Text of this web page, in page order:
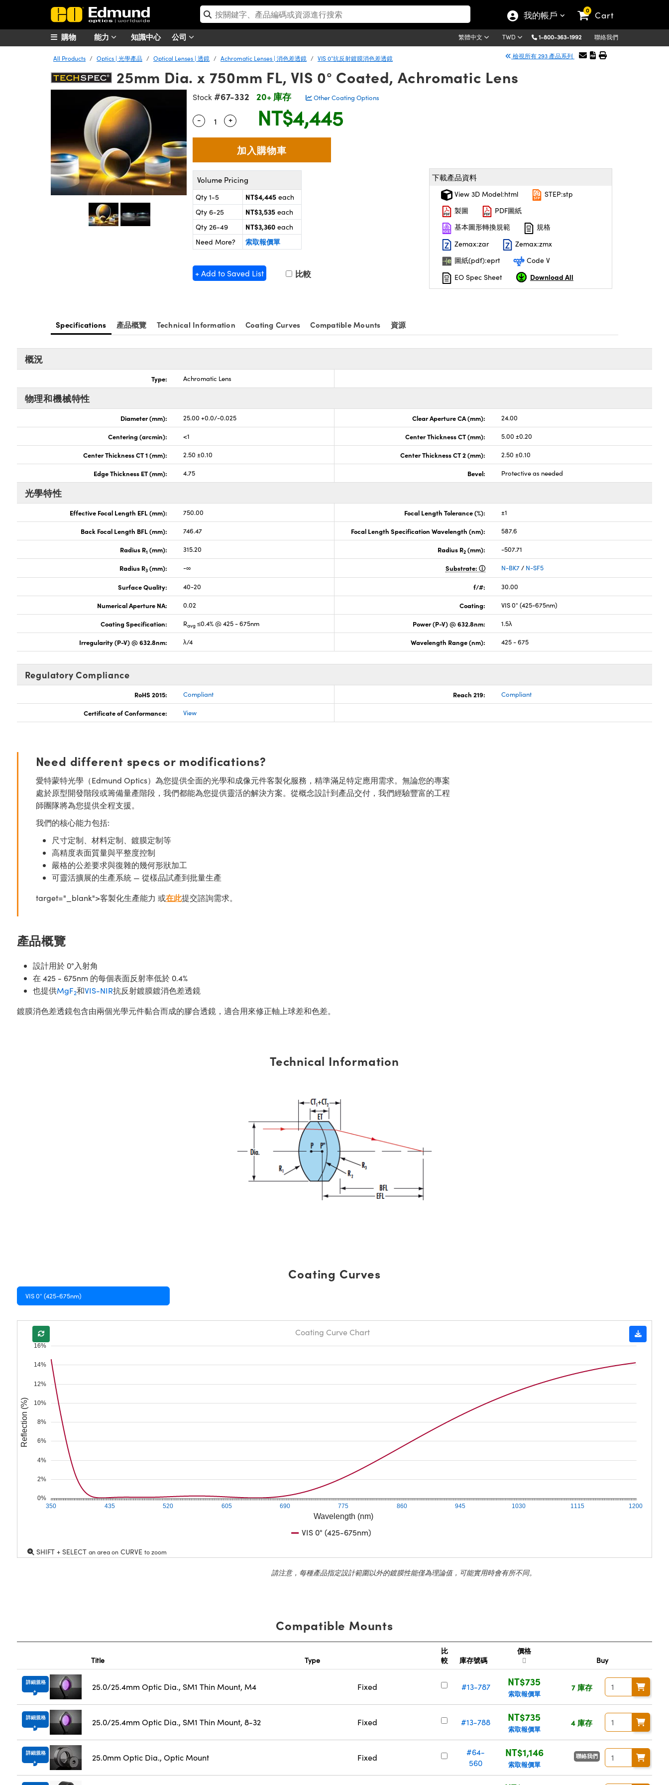
我的帳戶 0 Cart
能力 知識中心 公司 繁體中文 TWD 1-800-363-1992 聯絡我們
購物
All Products Optics | 光學產品 Optical Lenses | 透鏡 Achromatic Lenses | 消色差透鏡 VIS 0°抗反射鍍膜消色差透鏡 檢視所有 293 產品系列
25mm Dia. x 750mm FL, VIS 0° Coated, Achromatic Lens
Stock #67-332 20+ 庫存 Other Coating Options
Quantity Selector
- Use the plus and minus buttons to adjust the quantity.
+ NT$4,445
Volume Pricing
Qty 1-5 NT$4,445 each
Qty 6-25
NT$3,535 each
Qty 26-49
NT$3,360 each
Need More?
索取報價單
+ Add to Saved List 比較
下載產品資料
View 3D Model:html
STEP:stp
製圖
PDF圖紙
基本圖形轉換規範
規格
Zemax:zar
Zemax:zmx
圖紙(pdf):eprt
Code V
EO Spec Sheet
Download All
Specifications 產品概覽 Technical Information Coating Curves Compatible Mounts 資源
概況
Type: Achromatic Lens
物理和機械特性
Diameter (mm): 25.00 +0.0/-0.025 Clear Aperture CA (mm): 24.00
Centering (arcmin): <1 Center Thickness CT (mm): 5.00 ±0.20
Center Thickness CT 1 (mm): 2.50 ±0.10 Center Thickness CT 2 (mm): 2.50 ±0.10
Edge Thickness ET (mm): 4.75 Bevel: Protective as needed
光學特性
Effective Focal Length EFL (mm): 750.00 Focal Length Tolerance (%): ±1
Back Focal Length BFL (mm): 746.47 Focal Length Specification Wavelength (nm): 587.6
Radius R1 (mm): 315.20 Radius R2 (mm): -507.71
Radius R3 (mm): -∞ Substrate: N-BK7/ N-SF5
Surface Quality: 40-20 f/#: 30.00
Numerical Aperture NA: 0.02 Coating: VIS 0° (425-675nm)
Coating Specification: Ravg ≤0.4% @ 425 - 675nm Power (P-V) @ 632.8nm: 1.5λ
Irregularity (P-V) @ 632.8nm: λ/4 Wavelength Range (nm): 425 - 675
Regulatory Compliance
RoHS 2015: Compliant Reach 219: Compliant
Certificate of Conformance: View
Need different specs or modifications?
愛特蒙特光學（Edmund Optics）為您提供全面的光學和成像元件客製化服務，精準滿足特定應用需求。無論您的專案
處於原型開發階段或籌備量產階段，我們都能為您提供靈活的解決方案。從概念設計到產品交付，我們經驗豐富的工程
師團隊將為您提供全程支援。
我們的核心能力包括:
尺寸定制、材料定制、鍍膜定制等
高精度表面質量與平整度控制
嚴格的公差要求與復雜的幾何形狀加工
可靈活擴展的生產系統 — 從樣品試產到批量生產
target="_blank">客製化生產能力 或在此提交諮詢需求。
產品概覽
設計用於 0°入射角
在 425 - 675nm 的每個表面反射率低於 0.4%
也提供MgF2和VIS-NIR抗反射鍍膜鍍消色差透鏡
鍍膜消色差透鏡包含由兩個光學元件黏合而成的膠合透鏡，適合用來修正軸上球差和色差。
Technical Information
Coating Curves
VIS 0° (425-675nm)
Wavelength (nm)
350 435 520 605 690 775 860 945 1030 1115 1200
0%
2%
4%
6%
8%
10%
12%
14%
16%
Reflection (%)
Coating Curve Chart
VIS 0° (425-675nm)
SHIFT + SELECT an area onCURVE to zoom
請注意，每種產品指定設計範圍以外的鍍膜性能僅為理論值，可能實用時會有所不同。
Compatible Mounts
Title Type
比
較
庫存號碼
價格
Buy
詳細規格 25.0/25.4mm Optic Dia., SM1 Thin Mount, M4 Fixed #13-787 NT$735
索取報價單
7 庫存
詳細規格 25.0/25.4mm Optic Dia., SM1 Thin Mount, 8-32 Fixed #13-788 NT$735
索取報價單
4 庫存
詳細規格 25.0mm Optic Dia., Optic Mount Fixed
#64-
560
NT$1,146
索取報價單
聯絡我們